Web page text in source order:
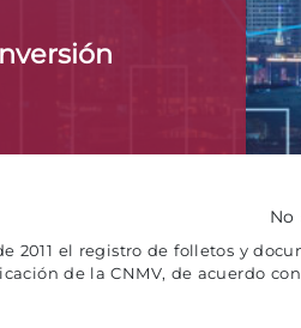
No
2011 el registro de folletos y
de la CNMV, de acuerdo